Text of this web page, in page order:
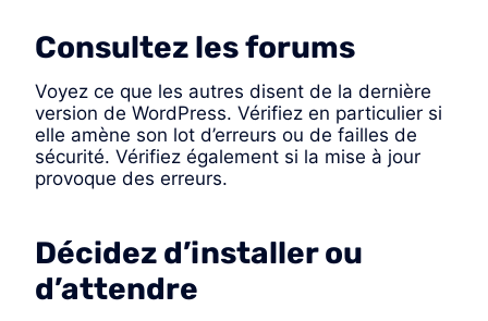
Consultez les forums
Voyez ce que les autres disent de la dernière
version de WordPress. Vérifiez en particulier si
elle amène son lot d’erreurs ou de failles de
sécurité. Vérifiez également si la mise à jour
provoque des erreurs.
Décidez d’installer ou
d’attendre